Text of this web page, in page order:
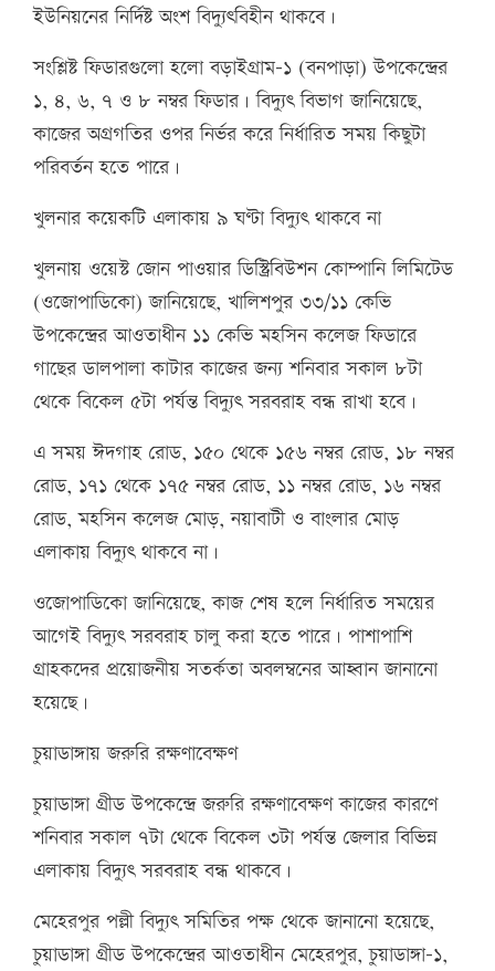
ইউনিয়নের নির্দিষ্ট অংশ বিদ্যুৎবিহীন থাকবে।
সংশ্লিষ্ট ফিডারগুলো হলো বড়াইগ্রাম-১ (বনপাড়া) উপকেন্দ্রের
১, ৪, ৬, ৭ ও ৮ নম্বর ফিডার। বিদ্যুৎ বিভাগ জানিয়েছে,
কাজের অগ্রগতির ওপর নির্ভর করে নির্ধারিত সময় কিছুটা
পরিবর্তন হতে পারে।
খুলনার কয়েকটি এলাকায় ৯ ঘণ্টা বিদ্যুৎ থাকবে না
খুলনায় ওয়েস্ট জোন পাওয়ার ডিস্ট্রিবিউশন কোম্পানি লিমিটেড
(ওজোপাডিকো) জানিয়েছে, খালিশপুর ৩৩/১১ কেভি
উপকেন্দ্রের আওতাধীন ১১ কেভি মহসিন কলেজ ফিডারে
গাছের ডালপালা কাটার কাজের জন্য শনিবার সকাল ৮টা
থেকে বিকেল ৫টা পর্যন্ত বিদ্যুৎ সরবরাহ বন্ধ রাখা হবে।
এ সময় ঈদগাহ রোড, ১৫০ থেকে ১৫৬ নম্বর রোড, ১৮ নম্বর
রোড, ১৭১ থেকে ১৭৫ নম্বর রোড, ১১ নম্বর রোড, ১৬ নম্বর
রোড, মহসিন কলেজ মোড়, নয়াবাটী ও বাংলার মোড়
এলাকায় বিদ্যুৎ থাকবে না।
ওজোপাডিকো জানিয়েছে, কাজ শেষ হলে নির্ধারিত সময়ের
আগেই বিদ্যুৎ সরবরাহ চালু করা হতে পারে। পাশাপাশি
গ্রাহকদের প্রয়োজনীয় সতর্কতা অবলম্বনের আহ্বান জানানো
হয়েছে।
চুয়াডাঙ্গায় জরুরি রক্ষণাবেক্ষণ
চুয়াডাঙ্গা গ্রীড উপকেন্দ্রে জরুরি রক্ষণাবেক্ষণ কাজের কারণে
শনিবার সকাল ৭টা থেকে বিকেল ৩টা পর্যন্ত জেলার বিভিন্ন
এলাকায় বিদ্যুৎ সরবরাহ বন্ধ থাকবে।
মেহেরপুর পল্লী বিদ্যুৎ সমিতির পক্ষ থেকে জানানো হয়েছে,
চুয়াডাঙ্গা গ্রীড উপকেন্দ্রের আওতাধীন মেহেরপুর, চুয়াডাঙ্গা-১,